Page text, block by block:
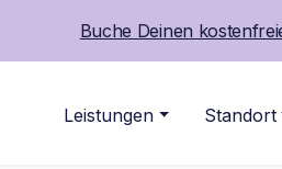
Buche Deinen
Leistungen Standort